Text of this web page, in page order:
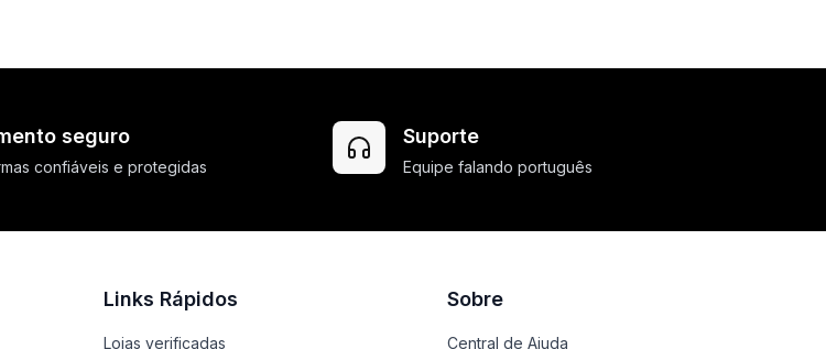
seguro
confiáveis e protegidas
Suporte
Equipe falando português
Links Rápidos
Lojas verificadas
Sobre
Central de Ajuda